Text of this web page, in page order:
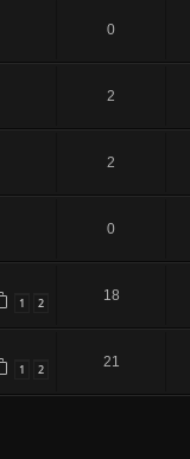
0
2
2
0
1 2 18
1 2 21